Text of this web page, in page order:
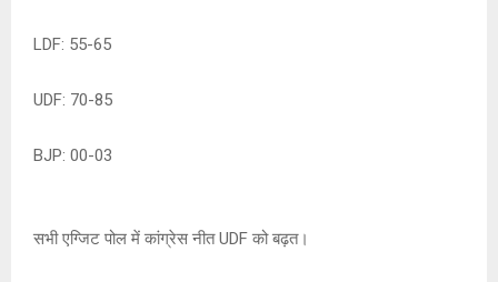
LDF: 55-65
UDF: 70-85
BJP: 00-03
सभी एग्जिट पोल में कांग्रेस नीत UDF को बढ़त।